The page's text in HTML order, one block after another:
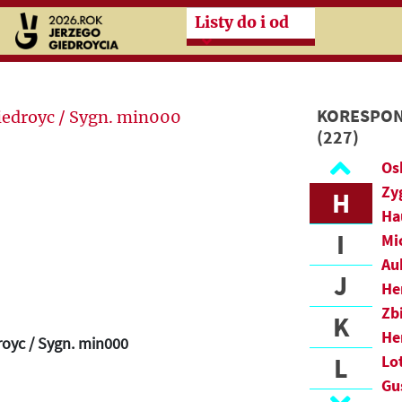
Przeskocz do treści
Listy do i od
/ Sygn. min000
(227)
F
G
H
I
J
K
L